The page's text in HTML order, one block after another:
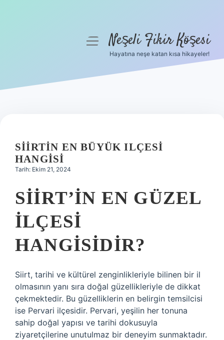
Hakkımızda
menüyüNeşeli Fikir Köşesi
Hayatına neşe katan kısa hikayeler!
SIIRTIN EN BÜYÜK ILÇESI
HANGISI
Tarih: Ekim 21, 2024
SIIRT’IN EN GÜZEL
ILÇESI
HANGISIDIR?
Siirt, tarihi ve kültürel zenginlikleriyle bilinen bir il
olmasının yanı sıra doğal güzellikleriyle de dikkat
çekmektedir. Bu güzelliklerin en belirgin temsilcisi
ise Pervari ilçesidir. Pervari, yeşilin her tonuna
sahip doğal yapısı ve tarihi dokusuyla
ziyaretçilerine unutulmaz bir deneyim sunmaktadır.